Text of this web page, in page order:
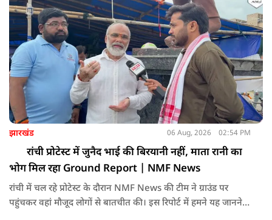
झारखंड 06 Aug, 2026 02:54 PM
रांची प्रोटेस्ट में जुनैद भाई की बिरयानी नहीं, माता रानी का
भोग मिल रहा Ground Report | NMF News
रांची में चल रहे प्रोटेस्ट के दौरान NMF News की टीम ने ग्राउंड पर
पहुंचकर वहां मौजूद लोगों से बातचीत की। इस रिपोर्ट में हमने यह जानने